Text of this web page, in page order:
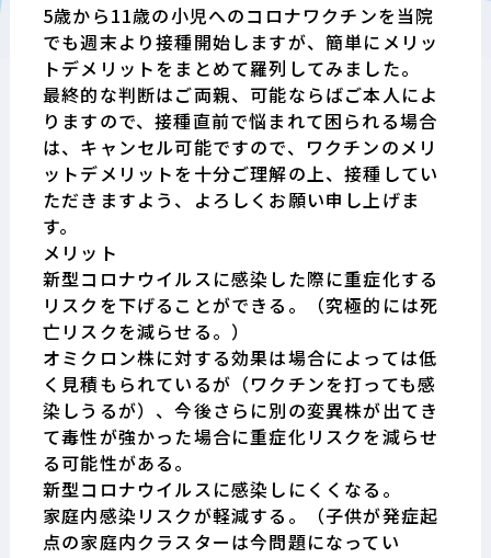
5歳から11歳の小児へのコロナワクチンを当院
でも週末より接種開始しますが、簡単にメリッ
トデメリットをまとめて羅列してみました。
最終的な判断はご両親、可能ならばご本人によ
りますので、接種直前で悩まれて困られる場合
は、キャンセル可能ですので、ワクチンのメリ
ットデメリットを十分ご理解の上、接種してい
ただきますよう、よろしくお願い申し上げま
す。
メリット
新型コロナウイルスに感染した際に重症化する
リスクを下げることができる。（究極的には死
亡リスクを減らせる。）
オミクロン株に対する効果は場合によっては低
く見積もられているが（ワクチンを打っても感
染しうるが）、今後さらに別の変異株が出てき
て毒性が強かった場合に重症化リスクを減らせ
る可能性がある。
新型コロナウイルスに感染しにくくなる。
家庭内感染リスクが軽減する。（子供が発症起
点の家庭内クラスターは今問題になってい